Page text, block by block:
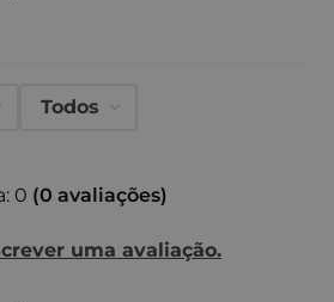
0 (0 avaliações)
uma avaliação.
Todos